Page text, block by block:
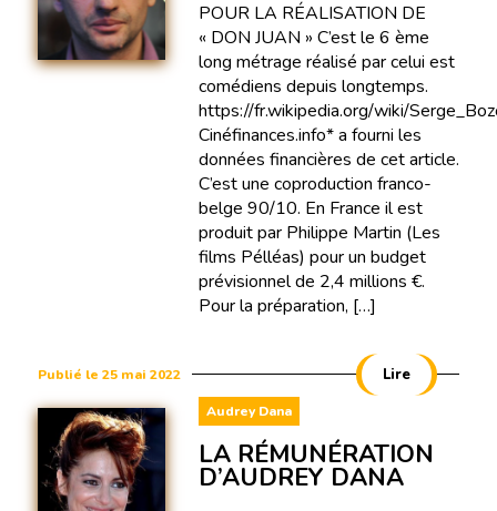
POUR LA RÉALISATION DE
« DON JUAN » C’est le 6 ème
long métrage réalisé par celui est
comédiens depuis longtemps.
https://fr.wikipedia.org/wiki/
Cinéfinances.info* a fourni les
données financières de cet article.
C’est une coproduction franco-
belge 90/10. En France il est
produit par Philippe Martin (Les
films Pélléas) pour un budget
prévisionnel de 2,4 millions €.
Pour la préparation, […]
Publié le 25 mai 2022
Audrey Dana
Lire
LA RÉMUNÉRATION
D’AUDREY DANA